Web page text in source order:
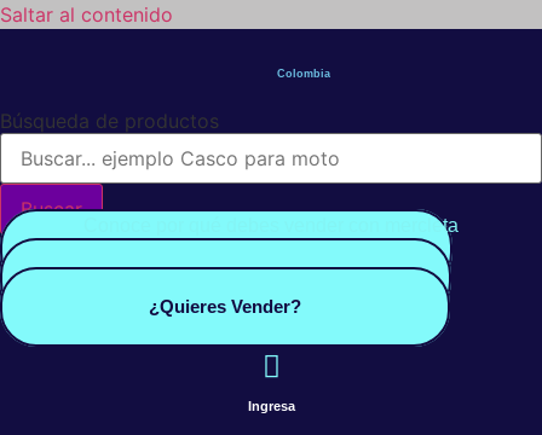
Saltar al contenido
Colombia
Búsqueda de productos
Buscar
Conoce por qué debes vender con mercleta
¿Quieres Vender?
Ingresa